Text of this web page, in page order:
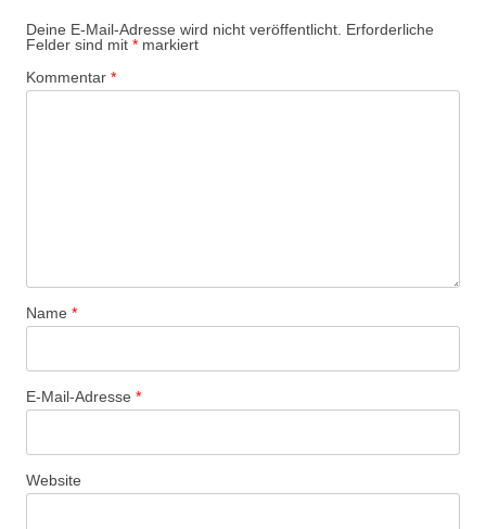
Deine E-Mail-Adresse wird nicht veröffentlicht. Erforderliche
Felder sind mit * markiert
Kommentar *
Name *
E-Mail-Adresse *
Website